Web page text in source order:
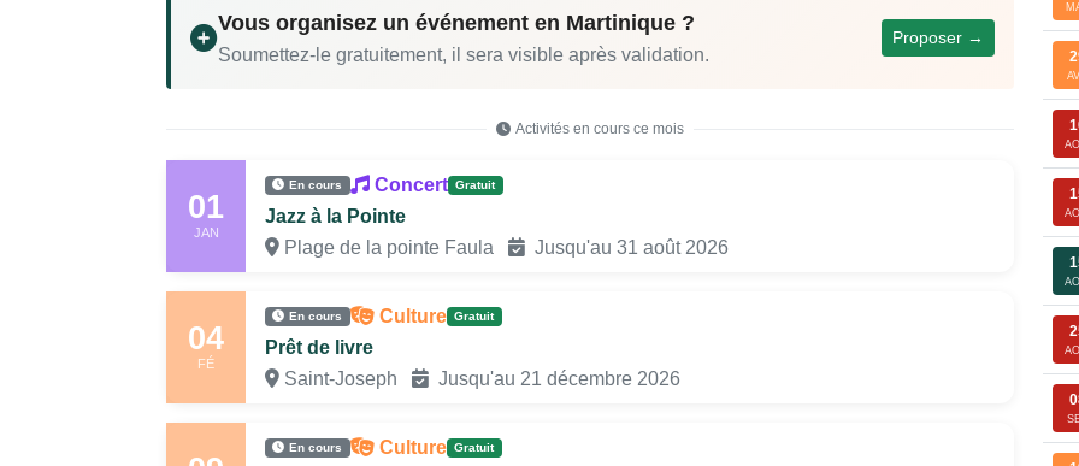
Vous organisez un événement en Martinique ?
Soumettez-le gratuitement, il sera visible après validation.
Proposer →
Activités en cours ce mois
01
JAN
En cours Concert Gratuit
Jazz à la Pointe
Plage de la pointe Faula
Jusqu'au 31 août 2026
04
FÉ
En cours Culture Gratuit
Prêt de livre
Saint-Joseph
Jusqu'au 21 décembre 2026
En cours Culture Gratuit